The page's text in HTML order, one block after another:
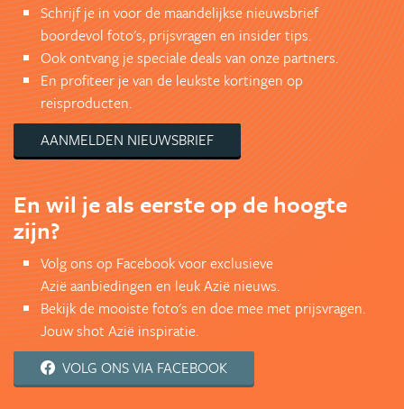
Schrijf je in voor de maandelijkse nieuwsbrief
boordevol foto's, prijsvragen en insider tips.
Ook ontvang je speciale deals van onze partners.
En profiteer je van de leukste kortingen op
reisproducten.
AANMELDEN NIEUWSBRIEF
En wil je als eerste op de hoogte
zijn?
Volg ons op Facebook voor exclusieve
Azië aanbiedingen en leuk Azië nieuws.
Bekijk de mooiste foto's en doe mee met prijsvragen.
Jouw shot Azië inspiratie.
VOLG ONS VIA FACEBOOK